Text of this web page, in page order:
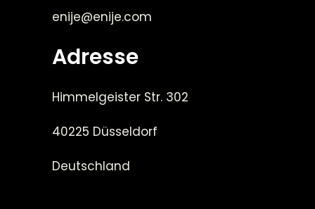
enije@enije.com
Adresse
Himmelgeister Str. 302
40225 Düsseldorf
Deutschland